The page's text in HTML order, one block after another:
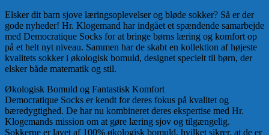
Elsker dit barn sjove læringsoplevelser og bløde sokker? Så er der
gode nyheder! Hr. Klogemand har indgået et spændende samarbejde
med Democratique Socks for at bringe børns læring og komfort op
på et helt nyt niveau. Sammen har de skabt en kollektion af højeste
kvalitets sokker i økologisk bomuld, designet specielt til børn, der
elsker både matematik og stil.
Økologisk Bomuld og Fantastisk Komfort
Democratique Socks er kendt for deres fokus på kvalitet og
bæredygtighed. De har nu kombineret deres ekspertise med Hr.
Klogemands mission om at gøre læring sjov og tilgængelig.
Sokkerne er lavet af 100% økologisk bomuld, hvilket sikrer, at de er